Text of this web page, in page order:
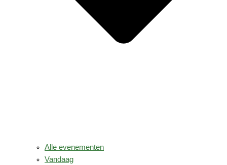
Alle evenementen
Vandaag